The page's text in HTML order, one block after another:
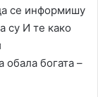
се информишу
су И те како
обала богата –